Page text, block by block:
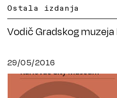
Ostala izdanja
Vodič Gradskog muzeja
29/05/2016